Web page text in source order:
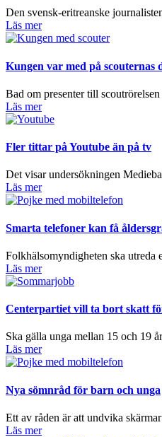
Den svensk-eritreanske
Läs mer
Kungen var med på scouternas
Bad om presenter till
Läs mer
Fler tittar på Youtube än på tv
Det visar undersökningen
Läs mer
Smarta telefoner kan få
Folkhälsomyndigheten ska utreda
Läs mer
Centerpartiet vill ta bort skatt
Ska gälla unga mellan 15 och 19
Läs mer
Nya sömnråd för barn och unga
Ett av råden är att undvika
Läs mer